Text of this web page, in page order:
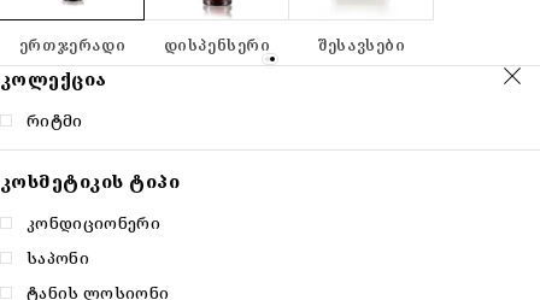
ᲔᲠᲗᲯᲔᲠᲐᲓᲘ ᲓᲘᲡᲞᲔᲜᲡᲔᲠᲘ ᲨᲔᲡᲐᲕᲡᲔᲑᲘ
ᲙᲝᲚᲔᲥᲪᲘᲐ
რიტმი
ᲙᲝᲡᲛᲔᲢᲘᲙᲘᲡ ᲢᲘᲞᲘ
კონდიციონერი
საპონი
ტანის ლოსიონი